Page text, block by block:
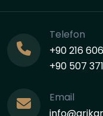
Telefon
+90 216
+90 507
Email